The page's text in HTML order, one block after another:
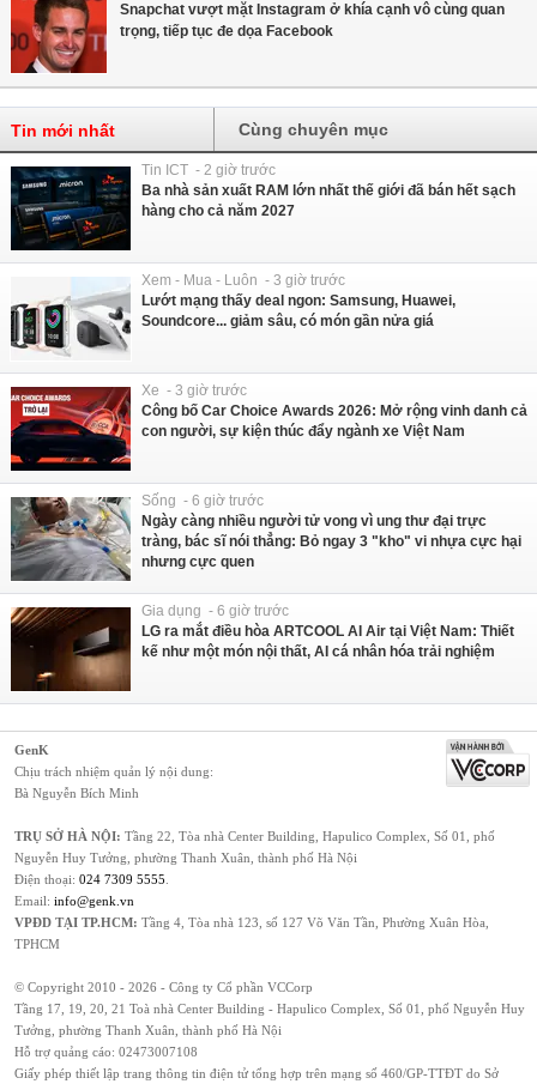
Snapchat vượt mặt Instagram ở khía cạnh vô cùng quan
trọng, tiếp tục đe dọa Facebook
Tin mới nhất Cùng chuyên mục
Tin ICT - 2 giờ trước
Ba nhà sản xuất RAM lớn nhất thế giới đã bán hết sạch
hàng cho cả năm 2027
Xem - Mua - Luôn - 3 giờ trước
Lướt mạng thấy deal ngon: Samsung, Huawei,
Soundcore... giảm sâu, có món gần nửa giá
Xe - 3 giờ trước
Công bố Car Choice Awards 2026: Mở rộng vinh danh cả
con người, sự kiện thúc đẩy ngành xe Việt Nam
Sống - 6 giờ trước
Ngày càng nhiều người tử vong vì ung thư đại trực
tràng, bác sĩ nói thẳng: Bỏ ngay 3 "kho" vi nhựa cực hại
nhưng cực quen
Gia dụng - 6 giờ trước
LG ra mắt điều hòa ARTCOOL AI Air tại Việt Nam: Thiết
kế như một món nội thất, AI cá nhân hóa trải nghiệm
GenK
Chịu trách nhiệm quản lý nội dung:
Bà Nguyễn Bích Minh
TRỤ SỞ HÀ NỘI: Tầng 22, Tòa nhà Center Building, Hapulico Complex, Số 01, phố
Nguyễn Huy Tưởng, phường Thanh Xuân, thành phố Hà Nội
Điện thoại: 024 7309 5555
Email: info@genk.vn
VPĐD TẠI TP.HCM: Tầng 4, Tòa nhà 123, số 127 Võ Văn Tần, Phường Xuân Hòa,
TPHCM
© Copyright 2010 - 2026 - Công ty Cổ phần VCCorp
Tầng 17, 19, 20, 21 Toà nhà Center Building - Hapulico Complex, Số 01, phố Nguyễn Huy
Tưởng, phường Thanh Xuân, thành phố Hà Nội
Hỗ trợ quảng cáo: 02473007108
Giấy phép thiết lập trang thông tin điện tử tổng hợp trên mạng số 460/GP-TTĐT do Sở